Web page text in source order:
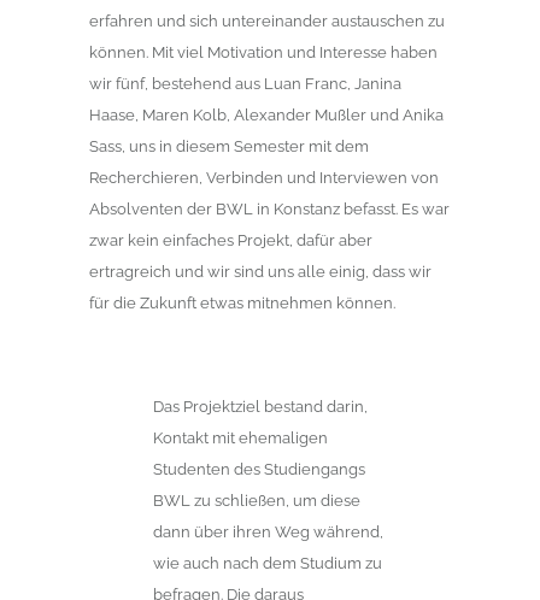
erfahren und sich untereinander austauschen zu
können. Mit viel Motivation und Interesse haben
wir fünf, bestehend aus Luan Franc, Janina
Haase, Maren Kolb, Alexander Mußler und Anika
Sass, uns in diesem Semester mit dem
Recherchieren, Verbinden und Interviewen von
Absolventen der BWL in Konstanz befasst. Es war
zwar kein einfaches Projekt, dafür aber
ertragreich und wir sind uns alle einig, dass wir
für die Zukunft etwas mitnehmen können.
Das Projektziel bestand darin,
Kontakt mit ehemaligen
Studenten des Studiengangs
BWL zu schließen, um diese
dann über ihren Weg während,
wie auch nach dem Studium zu
befragen. Die daraus